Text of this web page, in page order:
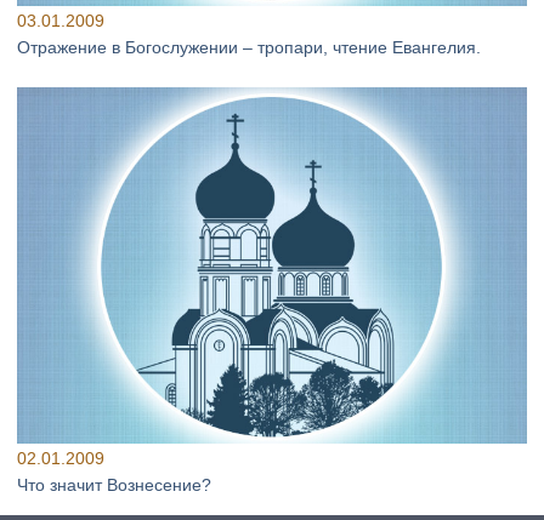
03.01.2009
Отражение в Богослужении – тропари, чтение Евангелия.
02.01.2009
Что значит Вознесение?